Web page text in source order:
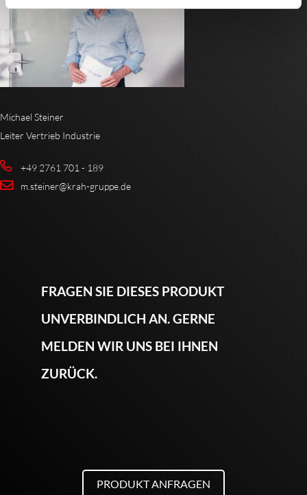
Michael Steiner
Leiter Vertrieb Industrie
+49 2761 701 - 189
m.steiner@krah-gruppe.de
FRAGEN SIE DIESES PRODUKT
UNVERBINDLICH AN. GERNE
MELDEN WIR UNS BEI IHNEN
ZURÜCK.
PRODUKT ANFRAGEN